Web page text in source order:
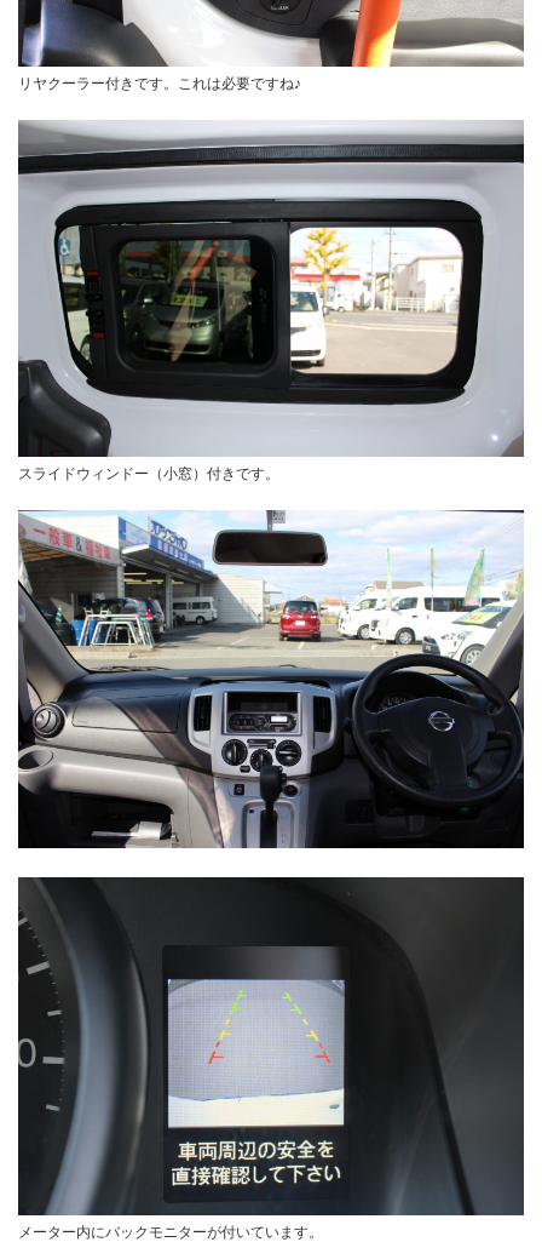
リヤクーラー付きです。これは必要ですね♪
スライドウィンドー（小窓）付きです。
メーター内にバックモニターが付いています。